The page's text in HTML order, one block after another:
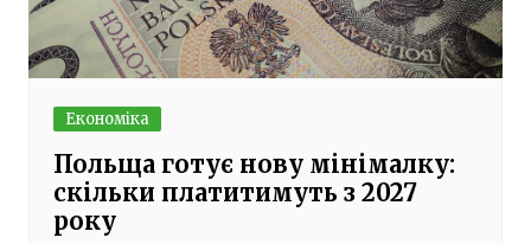
Економіка
Польща готує нову мінімалку:
скільки платитимуть з 2027
року